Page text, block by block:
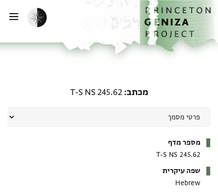
לתוכןהבית
הפעלת מצב כהה
מכתב T-S NS 245.62
מספר מדף
T-S NS 245.62
שפה עיקרית
Hebrew